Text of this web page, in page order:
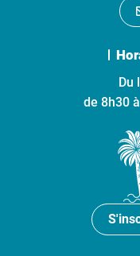
Du
de 8h30